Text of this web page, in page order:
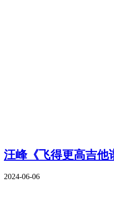
汪峰《飞得更高吉他
2024-06-06